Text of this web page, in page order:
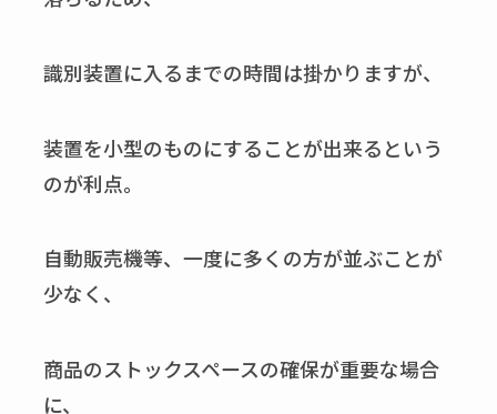
識別装置に入るまでの時間は掛かりますが、
装置を小型のものにすることが出来るという
のが利点。
自動販売機等、一度に多くの方が並ぶことが
少なく、
商品のストックスペースの確保が重要な場合
に、